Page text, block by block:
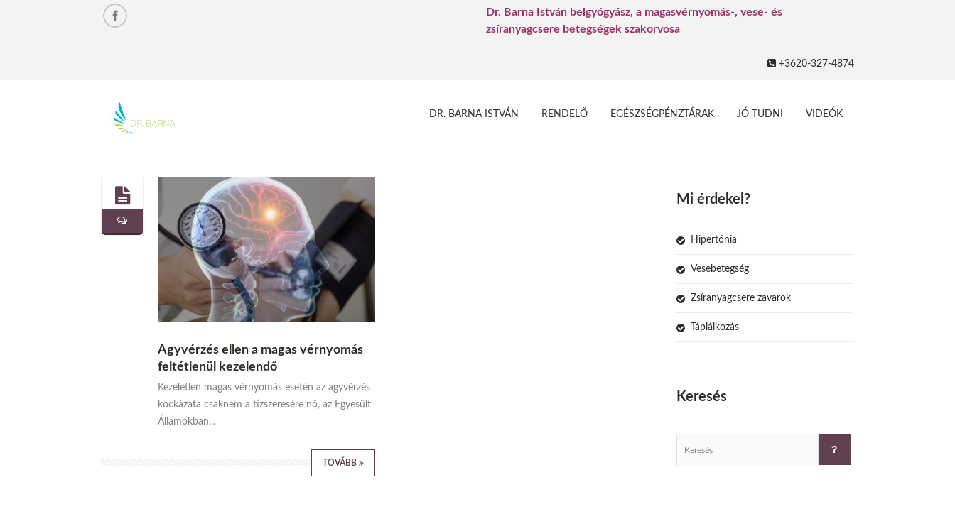
Dr. Barna István belgyógyász, a magasvérnyomás-, vese- és
zsíranyagcsere betegségek szakorvosa
+3620-327-4874
DR. BARNA ISTVÁN RENDELŐ EGÉSZSÉGPÉNZTÁRAK JÓ TUDNI VIDEÓK
Agyvérzés ellen a magas vérnyomás
feltétlenül kezelendő
Kezeletlen magas vérnyomás esetén az agyvérzés
kockázata csaknem a tízszeresére nő, az Egyesült
Államokban...
TOVÁBB
Mi érdekel?
Hipertónia
Vesebetegség
Zsíranyagcsere zavarok
Táplálkozás
Keresés